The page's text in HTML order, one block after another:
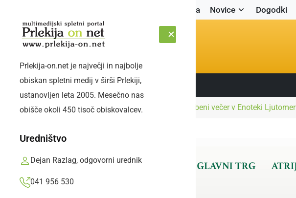
Naslovnica Novice Dogodki
SOBOTA, 8. AVGUST 2026 Sledite nam:
Prlekija-on.net je največji in najbolje
obiskan spletni medij v širši Prlekiji,
ustanovljen leta 2005. Mesečno nas
obišče okoli 450 tisoč obiskovalcev.
Uredništvo
Dejan Razlag, odgovorni urednik
041 956 530
Naslovnica Kultura in izobraževanje Glasbeni večer v Enoteki Ljutomer